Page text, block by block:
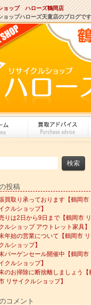
ョップ ハローズ鶴岡店
ョップハローズ天童店のブログで
投稿
買取り承っております【鶴岡市
クルショップ】
りは2日から9日まで【鶴岡市
ルショップ アウトレット家具】
年始の営業について【鶴岡市
ルショップ】
バーゲンセール開催中【鶴岡市
クルショップ】
のお掃除に断捨離しましょう【
リサイクルショップ】
コメント